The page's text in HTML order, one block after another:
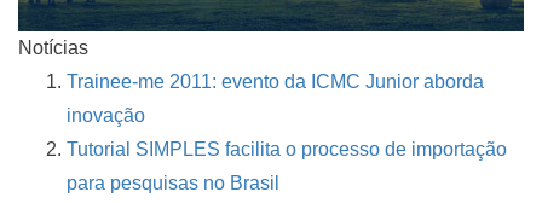
Notícias
Trainee-me 2011: evento da ICMC Junior aborda
inovação
Tutorial SIMPLES facilita o processo de importação
para pesquisas no Brasil